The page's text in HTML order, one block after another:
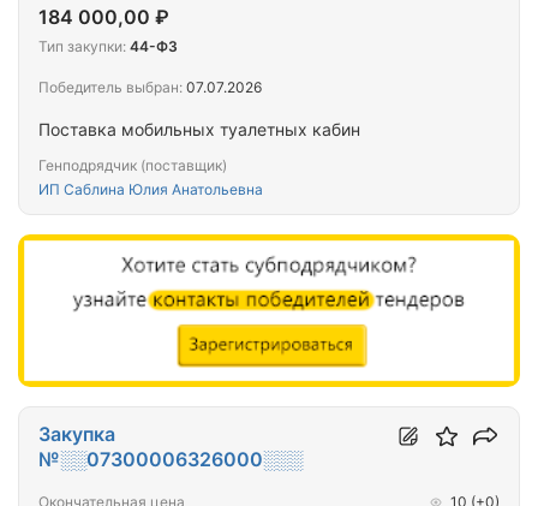
Поставка мобильных туалетных кабин
Генподрядчик (поставщик)
ИП Саблина Юлия Анатольевна
184 000,00 ₽
Тип закупки: 44-ФЗ
Победитель выбран: 07.07.2026
Закупка
№░░07300006326000░░░
Окончательная цена 10 (+0)